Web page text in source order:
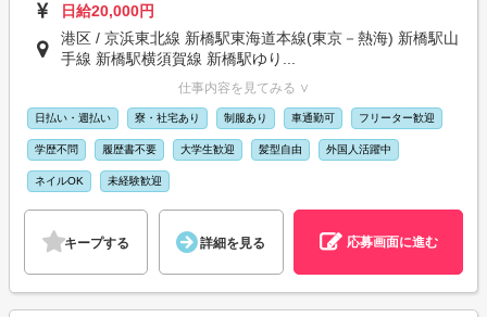
日給20,000円
港区 / 京浜東北線 新橋駅東海道本線(東京－熱海) 新橋駅山
手線 新橋駅横須賀線 新橋駅ゆり...
仕事内容を見てみる ∨
日払い・週払い 寮・社宅あり 制服あり 車通勤可 フリーター歓迎
学歴不問 履歴書不要 大学生歓迎 髪型自由 外国人活躍中
ネイルOK 未経験歓迎
キープする 詳細を見る 応募画面に進む